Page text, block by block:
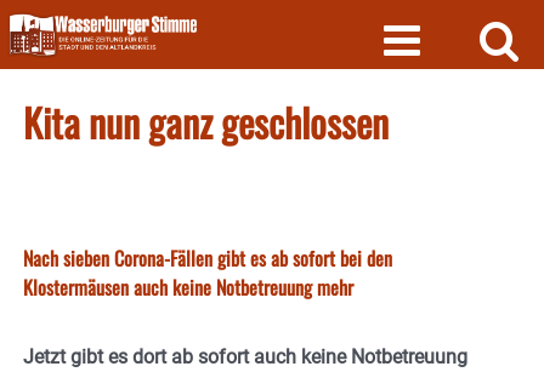
Skip
to
content
Kita nun ganz geschlossen
Nach sieben Corona-Fällen gibt es ab sofort bei den
Klostermäusen auch keine Notbetreuung mehr
Jetzt gibt es dort ab sofort auch keine Notbetreuung